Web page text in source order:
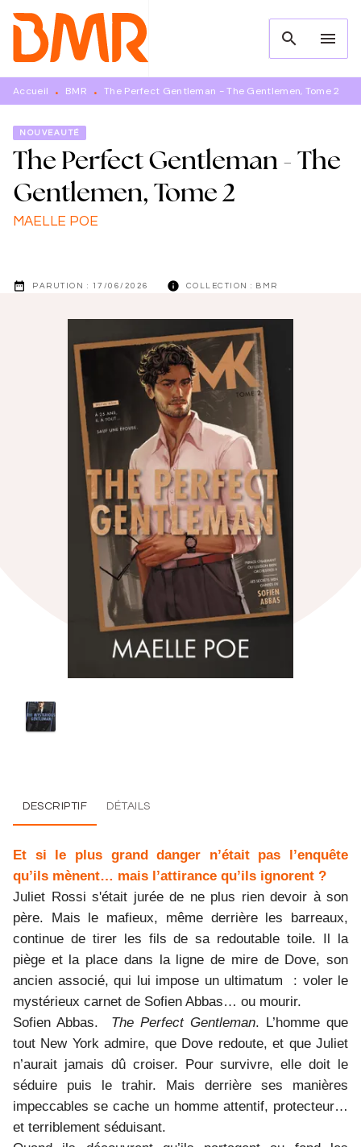
MENU RECHERCHE
PIED DE PAGE
search menu
Accueil • BMR • The Perfect Gentleman - The Gentlemen, Tome 2
NOUVEAUTÉ
The Perfect Gentleman - The
Gentlemen, Tome 2
MAELLE POE
date_range PARUTION : 17/06/2026 info COLLECTION : BMR
DESCRIPTIF DÉTAILS
Et si le plus grand danger n’était pas l’enquête
qu’ils mènent… mais l’attirance qu’ils ignorent ?
Juliet Rossi s'était jurée de ne plus rien devoir à son
père. Mais le mafieux, même derrière les barreaux,
continue de tirer les fils de sa redoutable toile. Il la
piège et la place dans la ligne de mire de Dove, son
ancien associé, qui lui impose un ultimatum : voler le
mystérieux carnet de Sofien Abbas… ou mourir.
Sofien Abbas. The Perfect Gentleman. L’homme que
tout New York admire, que Dove redoute, et que Juliet
n’aurait jamais dû croiser. Pour survivre, elle doit le
séduire puis le trahir. Mais derrière ses manières
impeccables se cache un homme attentif, protecteur…
et terriblement séduisant.